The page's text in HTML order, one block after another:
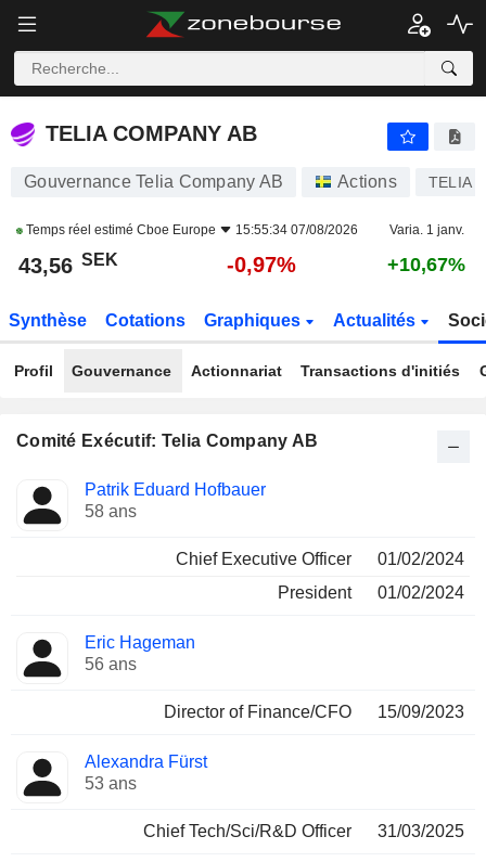
TELIA COMPANY AB
TELIA COMPANY AB
Gouvernance Telia Company AB Actions TELIA
Temps réel estimé Cboe Europe 15:55:34 07/08/2026 Varia. 1 janv.
43,56 SEK -0,97% +10,67%
Synthèse Cotations Graphiques Actualités
Profil Gouvernance Actionnariat Transactions d'initiés
Comité Exécutif: Telia Company AB
Dirigeant
Fonctions
occupées
Patrik Eduard Hofbauer
58 ans
Chief Executive Officer
01/02/2024
President
01/02/2024
Eric Hageman
56 ans
Director of Finance/CFO 15/09/2023
Alexandra Fürst
53 ans
Chief Tech/Sci/R&D Officer 31/03/2025